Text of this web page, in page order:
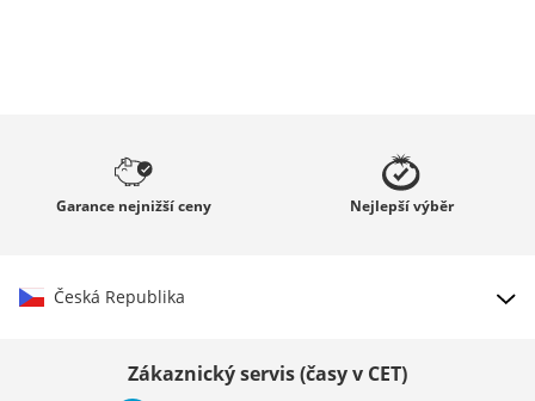
Garance nejnižší ceny Nejlepšívýběr
Česká Republika
Zákaznický servis (časy v CET)